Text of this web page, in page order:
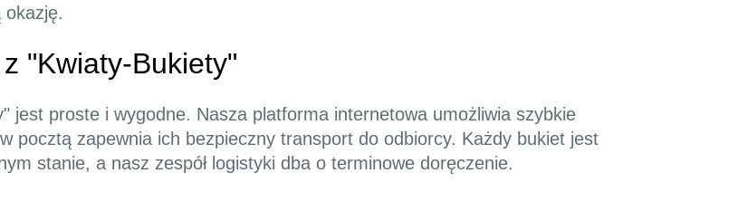
okazję.
"Kwiaty-Bukiety"
jest proste i wygodne. Nasza platforma internetowa umożliwia szybkie
pocztą zapewnia ich bezpieczny transport do odbiorcy. Każdy bukiet jest
stanie, a nasz zespół logistyki dba o terminowe doręczenie.